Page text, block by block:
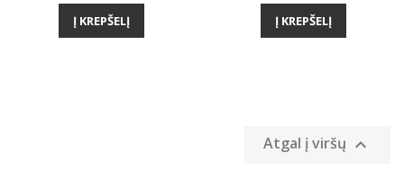
Į KREPŠELĮ Į KREPŠELĮ
Atgal į viršų 